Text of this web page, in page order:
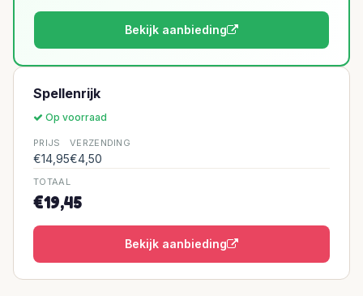
Bekijk aanbieding
Spellenrijk
Op voorraad
PRIJS
€14,95
VERZENDING
€4,50
TOTAAL
€19,45
Bekijk aanbieding